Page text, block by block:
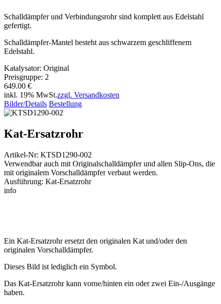
Schalldämpfer und Verbindungsrohr sind komplett aus Edelstahl
gefertigt.
Schalldämpfer-Mantel besteht aus schwarzem geschliffenem
Edelstahl.
Katalysator: Original
Preisgruppe: 2
649.00 €
inkl. 19% MwSt.zzgl. Versandkosten
Bilder/Details Bestellung
Kat-Ersatzrohr
Artikel-Nr: KTSD1290-002
Verwendbar auch mit Originalschalldämpfer und allen Slip-Ons, die
mit originalem Vorschalldämpfer verbaut werden.
Ausführung: Kat-Ersatzrohr
info
Ein Kat-Ersatzrohr ersetzt den originalen Kat und/oder den
originalen Vorschalldämpfer.
Dieses Bild ist lediglich ein Symbol.
Das Kat-Ersatzrohr kann vorne/hinten ein oder zwei Ein-/Ausgänge
haben.